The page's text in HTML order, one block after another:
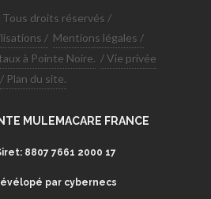
droits réservés /
/ Mentions légales /
à Pointe Noire. / Vie privée
/ Plan du site.
MULEMACARE FRANCE
8807 7661 2000 17
par cybernecs